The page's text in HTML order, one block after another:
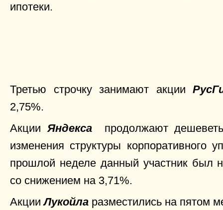
ипотеки.
Третью строчку занимают акции
2,75%.
АкцииЯндексапродолжают
изменения структуры корпоративного
прошлой неделе данный участник был
со снижением на 3,71%.
АкцииЛукойла разместились на пятом